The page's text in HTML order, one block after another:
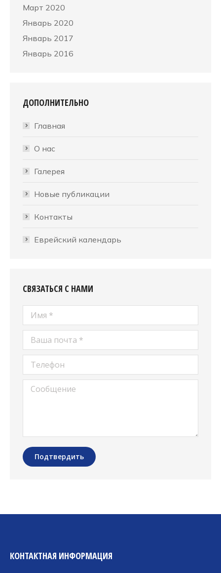
Март 2020
Январь 2020
Январь 2017
Январь 2016
ДОПОЛНИТЕЛЬНО
Главная
О нас
Галерея
Новые публикации
Контакты
Еврейский календарь
СВЯЗАТЬСЯ С НАМИ
Имя *
Ваша почта *
Телефон
Сообщение
Подтвердить
КОНТАКТНАЯ ИНФОРМАЦИЯ